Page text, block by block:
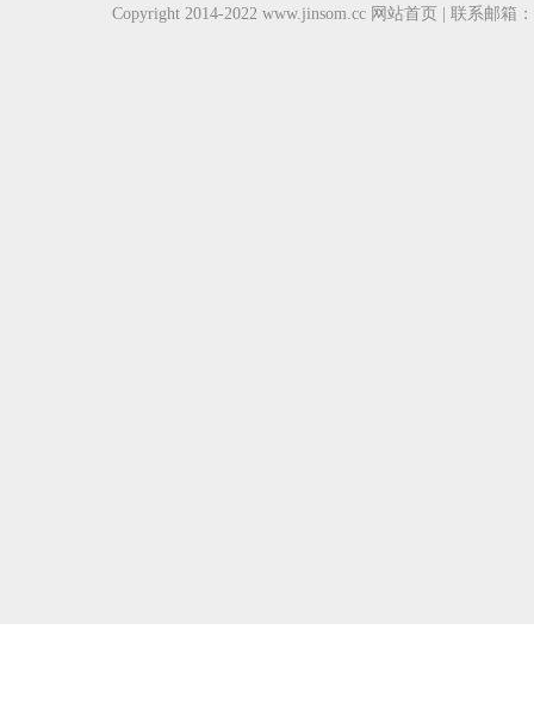
Copyright 2014-2022 www.jinsom.cc 网站首页 | 联系邮箱